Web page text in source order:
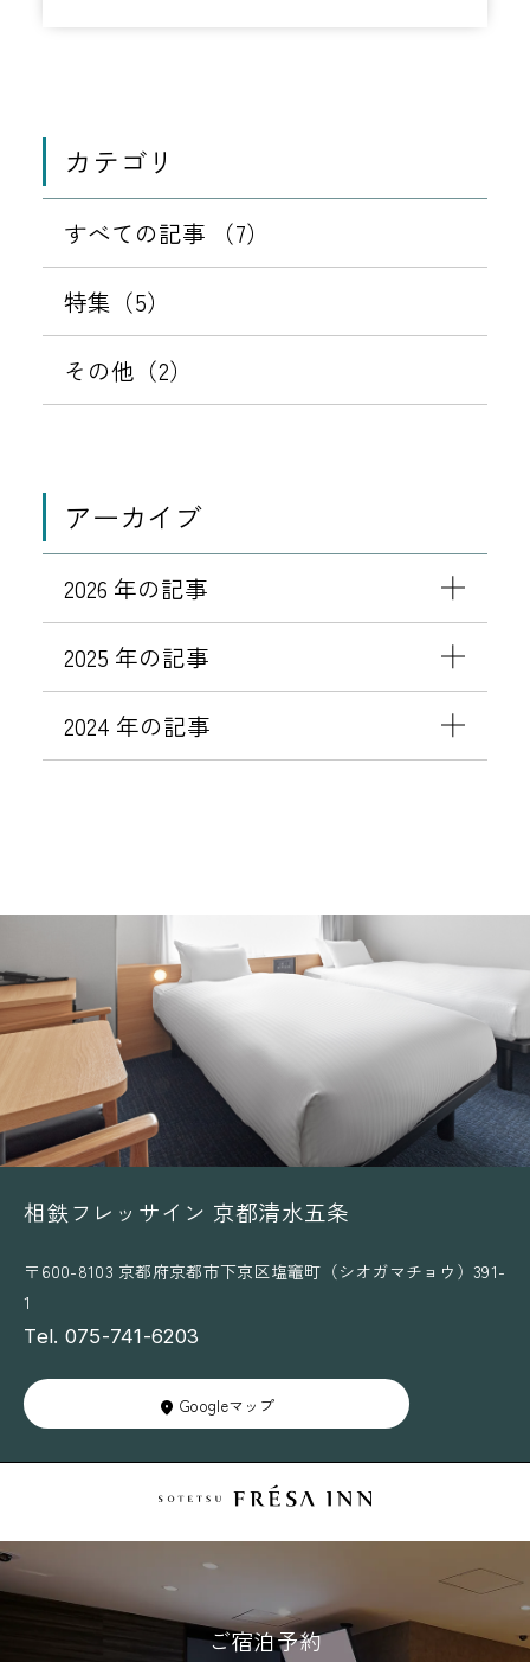
月
5
つ
い
て
カテゴリ
すべての記事 （7）
特集（5）
その他（2）
アーカイブ
2026 年の記事
2025 年の記事
2024 年の記事
相鉄フレッサイン 京都清水五条
〒600-8103 京都府京都市下京区塩竈町（シオガマチョウ）391-
1
Tel. 075-741-6203
Googleマップ
ご宿泊予約